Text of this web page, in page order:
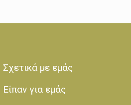
Σχετικά με εμάς
Είπαν για εμάς